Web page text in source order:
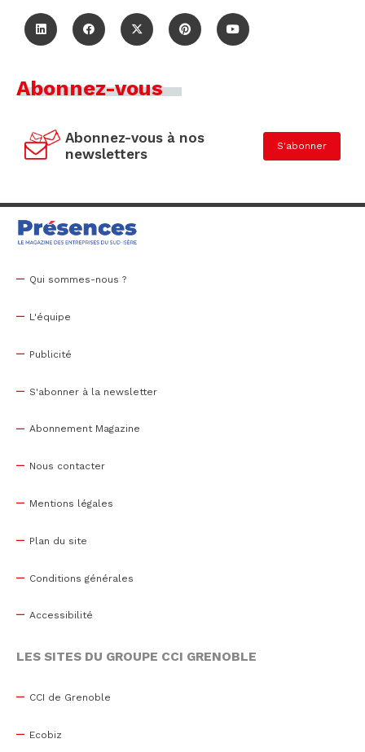
Abonnez-vous
Abonnez-vous à nos
newsletters
S'abonner
Qui sommes-nous ?
L'équipe
Publicité
S'abonner à la newsletter
Abonnement Magazine
Nous contacter
Mentions légales
Plan du site
Conditions générales
Accessibilité
LES SITES DU GROUPE CCI GRENOBLE
CCI de Grenoble
Ecobiz